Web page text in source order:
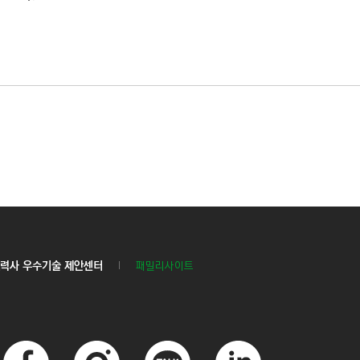
사 우수기술 제안센터 패밀리사이트